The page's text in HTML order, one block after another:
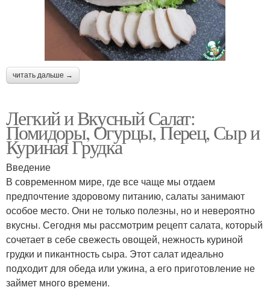
читать дальше →
Легкий и Вкусный Салат:
Помидоры, Огурцы, Перец, Сыр и
Куриная Грудка
Введение
В современном мире, где все чаще мы отдаем
предпочтение здоровому питанию, салаты занимают
особое место. Они не только полезны, но и невероятно
вкусны. Сегодня мы рассмотрим рецепт салата, который
сочетает в себе свежесть овощей, нежность куриной
грудки и пикантность сыра. Этот салат идеально
подходит для обеда или ужина, а его приготовление не
займет много времени.